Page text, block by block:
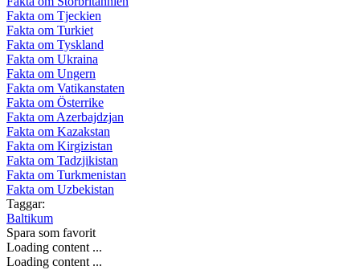
Fakta om Tjeckien
Fakta om Turkiet
Fakta om Tyskland
Fakta om Ukraina
Fakta om Ungern
Fakta om Vatikanstaten
Fakta om Österrike
Fakta om Azerbajdzjan
Fakta om Kazakstan
Fakta om Kirgizistan
Fakta om Tadzjikistan
Fakta om Turkmenistan
Fakta om Uzbekistan
Taggar:
Baltikum
Spara som favorit
Loading content ...
Loading content ...